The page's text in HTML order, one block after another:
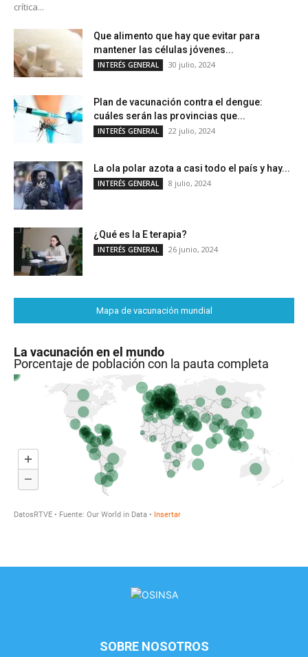
crítica...
Que alimento que hay que evitar para
mantener las células jóvenes...
INTERÉS GENERAL 30 julio, 2024
Plan de vacunación contra el dengue:
cuáles serán las provincias que...
INTERÉS GENERAL 22 julio, 2024
La ola polar azota a casi todo el país y hay...
INTERÉS GENERAL 8 julio, 2024
¿Qué es la E terapia?
INTERÉS GENERAL 26 junio, 2024
Mapa de vacunación mundial
SOBRE NOSOTROS